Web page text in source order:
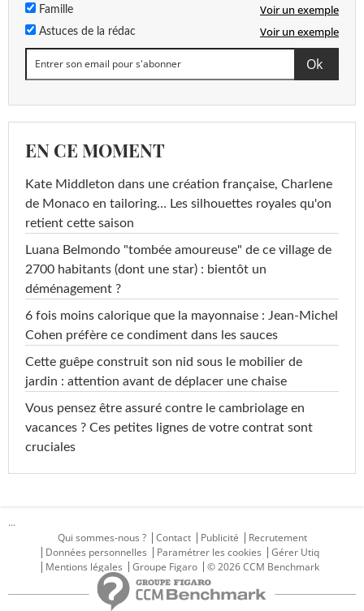
Famille Voir un exemple
Astuces de la rédac Voir un exemple
EN CE MOMENT
Kate Middleton dans une création française, Charlene
de Monaco en tailoring… Les silhouettes royales qu'on
retient cette saison
Luana Belmondo "tombée amoureuse" de ce village de
2700 habitants (dont une star) : bientôt un
déménagement ?
6 fois moins calorique que la mayonnaise : Jean-Michel
Cohen préfère ce condiment dans les sauces
Cette guêpe construit son nid sous le mobilier de
jardin : attention avant de déplacer une chaise
Vous pensez être assuré contre le cambriolage en
vacances ? Ces petites lignes de votre contrat sont
cruciales
...
Qui sommes-nous ?
Contact Publicité
Recrutement
Données personnelles
Paramétrer les cookies
Gérer Utiq
Mentions légales
Groupe Figaro © 2026 CCM Benchmark